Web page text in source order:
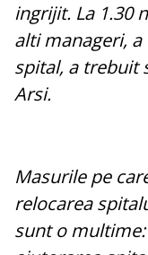
ingrijit. La 1.30
alti manageri,
spital, a trebuit
Arsi.
Masurile pe
relocarea
sunt o